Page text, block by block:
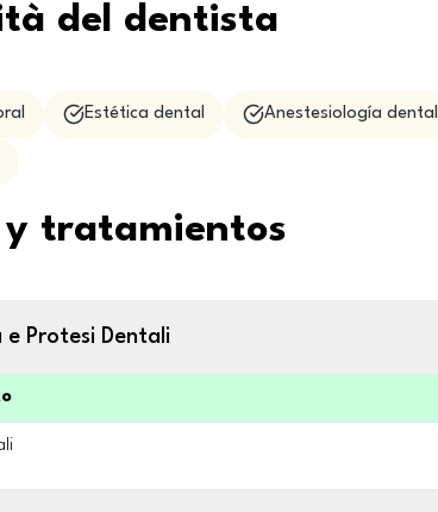
del dentista
Estética dental Anestesiología dental
y tratamientos
e Protesi Dentali